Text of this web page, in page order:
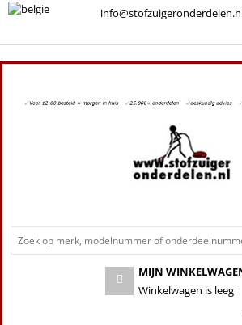
MIJN
Winkelwagen is leeg